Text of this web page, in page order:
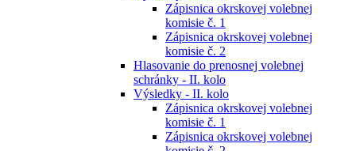
Zápisnica okrskovej volebnej
komisie č. 1
Zápisnica okrskovej volebnej
komisie č. 2
Hlasovanie do prenosnej volebnej
schránky - II. kolo
Výsledky - II. kolo
Zápisnica okrskovej volebnej
komisie č. 1
Zápisnica okrskovej volebnej